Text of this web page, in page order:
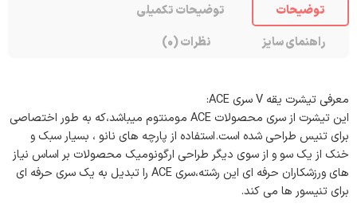
توضیحات
توضیحات تکمیلی
راهنمای سایز
نظرات (0)
معرفی تیشرت یقه V سری ACE:
این تیشرت از سری محصولات ACE مومنتوم میباشد،که به طور اختصاصی
برای تنیس طراحی شده است.استفاده از پارچه های نانو ، بسیار سبک و
خنک از یک سو و از سوی دیگر طراحی ارگونومیک محصولات بر اساس نیاز
های ورزشکاران حرفه ای این رشته،سری ACE را تبدیل به یک سری حرفه ای
برای تنیسور ها می کند.